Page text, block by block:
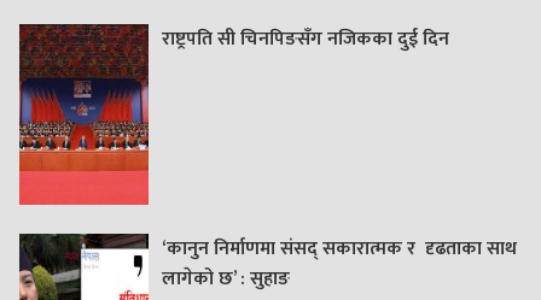
राष्ट्रपति सी चिनपिङसँग नजिकका दुई दिन
‘कानुन निर्माणमा संसद् सकारात्मक र दृढताका साथ
लागेको छ’ : सुहाङ